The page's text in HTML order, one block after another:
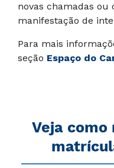
novas chamadas ou
manifestação de
Para mais
seção Espaço do
Veja como